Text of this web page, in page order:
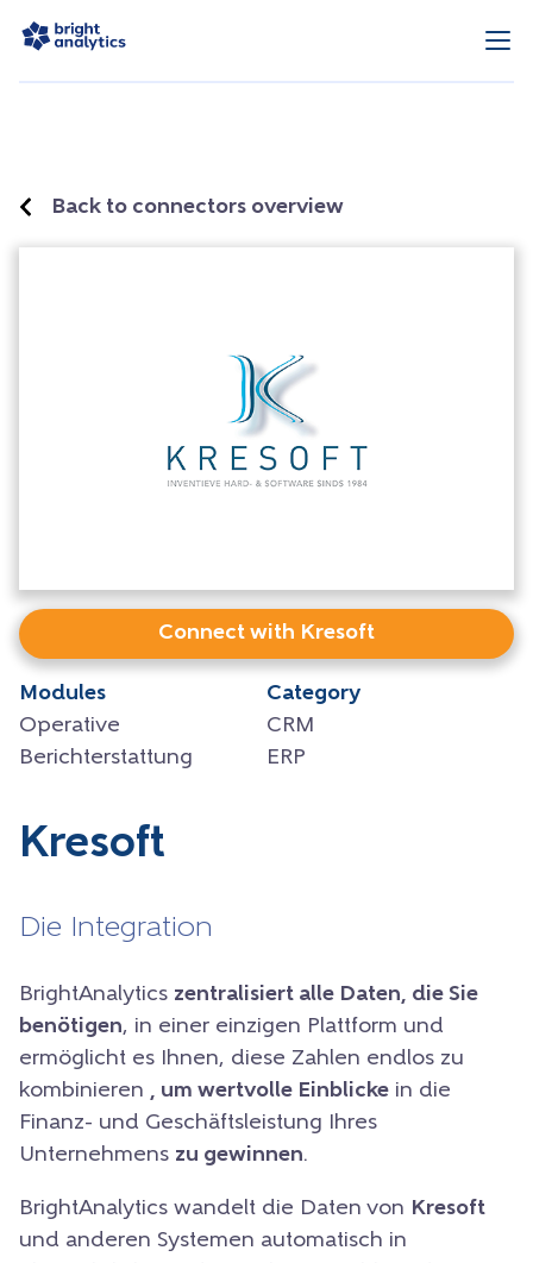
Back to connectors overview
Connect with Kresoft
Modules
Operative
Berichterstattung
Category
CRM
ERP
Kresoft
Die Integration
BrightAnalytics zentralisiert alle Daten, die Sie
benötigen, in einer einzigen Plattform und
ermöglicht es Ihnen, diese Zahlen endlos zu
kombinieren , um wertvolle Einblicke in die
Finanz- und Geschäftsleistung Ihres
Unternehmens zu gewinnen.
BrightAnalytics wandelt die Daten von Kresoft
und anderen Systemen automatisch in